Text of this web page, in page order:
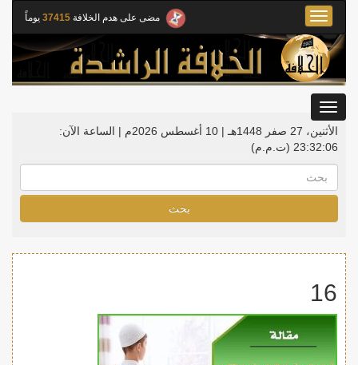
مضى على هدم الخلافة 37415 يوماً
Toggle
navigation
الأثنين، 27 صفر 1448هـ | 10 أغسطس 2026م |
الساعة الآن:
23:32:07 (ت.م.م)
بحث
16